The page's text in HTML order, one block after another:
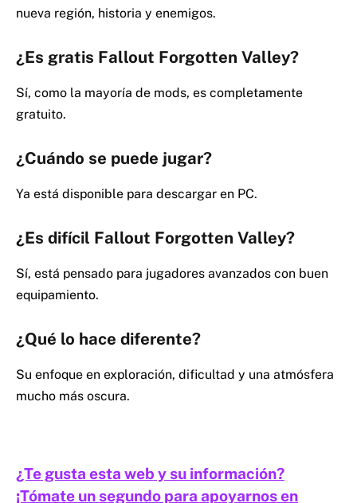
nueva región, historia y enemigos.
¿Es gratis Fallout Forgotten Valley?
Sí, como la mayoría de mods, es completamente
gratuito.
¿Cuándo se puede jugar?
Ya está disponible para descargar en PC.
¿Es difícil Fallout Forgotten Valley?
Sí, está pensado para jugadores avanzados con buen
equipamiento.
¿Qué lo hace diferente?
Su enfoque en exploración, dificultad y una atmósfera
mucho más oscura.
¿Te gusta esta web y su información?
¡Tómate un segundo para apoyarnos en